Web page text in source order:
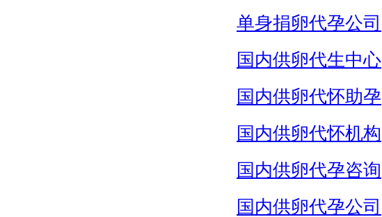
单身捐卵代孕公司
国内供卵代生中心
国内供卵代怀助孕
国内供卵代怀机构
国内供卵代孕咨询
国内供卵代孕公司